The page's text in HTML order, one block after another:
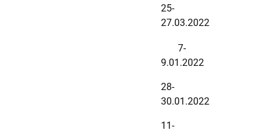
25-
27.03.2022
7-
9.01.2022
28-
30.01.2022
11-